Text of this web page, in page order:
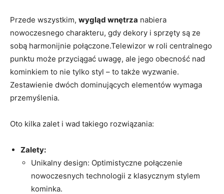
Przede ⁢wszystkim, wygląd ​wnętrza nabiera
nowoczesnego charakteru, gdy dekory i sprzęty są ze
sobą ⁤harmonijnie połączone.Telewizor w roli centralnego
⁢punktu ⁢może przyciągać uwagę, ​ale jego obecność nad
kominkiem​ to nie tylko styl – to także wyzwanie.
Zestawienie dwóch dominujących elementów wymaga
⁢przemyślenia.
Oto kilka zalet⁣ i wad takiego rozwiązania:
Zalety:
Unikalny design: Optimistyczne połączenie
nowoczesnych technologii z klasycznym stylem
kominka.